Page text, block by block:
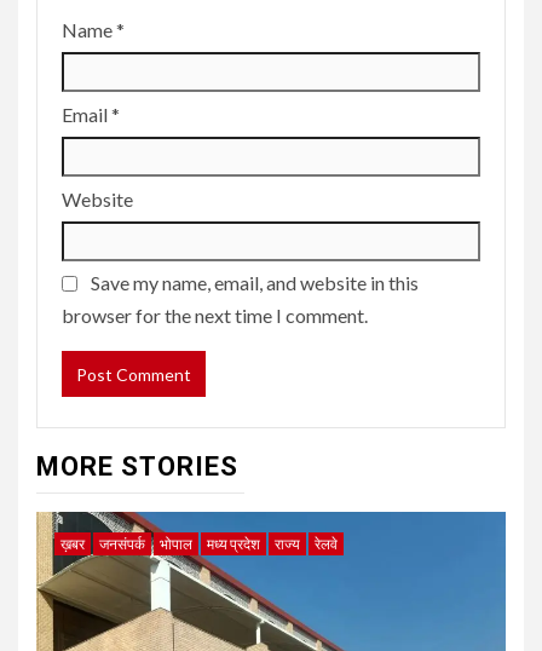
Name*
Email*
Website
Save my name, email, and website in this
browser for the next time I comment.
MORE STORIES
ख़बर जनसंपर्क भोपाल मध्य प्रदेश राज्य रेलवे